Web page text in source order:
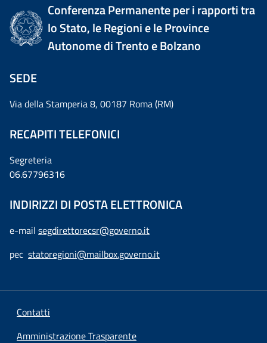
Conferenza Permanente per i rapporti tra
lo Stato, le Regioni e le Province
Autonome di Trento e Bolzano
SEDE
Via della Stamperia 8, 00187 Roma (RM)
RECAPITI TELEFONICI
Segreteria
06.67796316
INDIRIZZI DI POSTA ELETTRONICA
e-mail segdirettorecsr@governo.it
pec statoregioni@mailbox.governo.it
Contatti
Amministrazione Trasparente